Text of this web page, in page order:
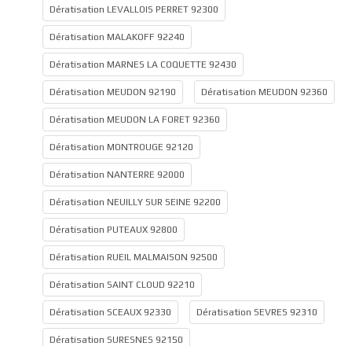
Dératisation LEVALLOIS PERRET 92300
Dératisation MALAKOFF 92240
Dératisation MARNES LA COQUETTE 92430
Dératisation MEUDON 92190 Dératisation MEUDON 92360
Dératisation MEUDON LA FORET 92360
Dératisation MONTROUGE 92120
Dératisation NANTERRE 92000
Dératisation NEUILLY SUR SEINE 92200
Dératisation PUTEAUX 92800
Dératisation RUEIL MALMAISON 92500
Dératisation SAINT CLOUD 92210
Dératisation SCEAUX 92330 Dératisation SEVRES 92310
Dératisation SURESNES 92150